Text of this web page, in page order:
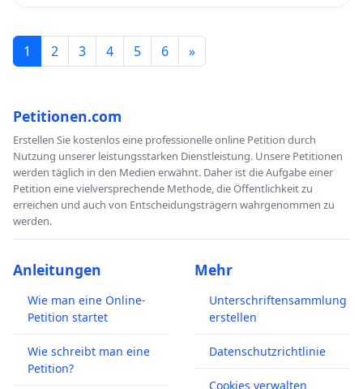
1 2 3 4 5 6 »
Petitionen.com
Erstellen Sie kostenlos eine professionelle online Petition durch
Nutzung unserer leistungsstarken Dienstleistung. Unsere Petitionen
werden täglich in den Medien erwähnt. Daher ist die Aufgabe einer
Petition eine vielversprechende Methode, die Öffentlichkeit zu
erreichen und auch von Entscheidungsträgern wahrgenommen zu
werden.
Anleitungen
Wie man eine Online-
Petition startet
Wie schreibt man eine
Petition?
Mehr
Unterschriftensammlung
erstellen
Datenschutzrichtlinie
Cookies verwalten